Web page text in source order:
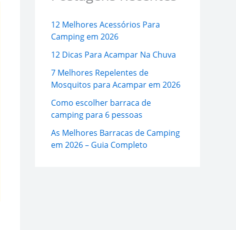
12 Melhores Acessórios Para
Camping em 2026
12 Dicas Para Acampar Na Chuva
7 Melhores Repelentes de
Mosquitos para Acampar em 2026
Como escolher barraca de
camping para 6 pessoas
As Melhores Barracas de Camping
em 2026 – Guia Completo